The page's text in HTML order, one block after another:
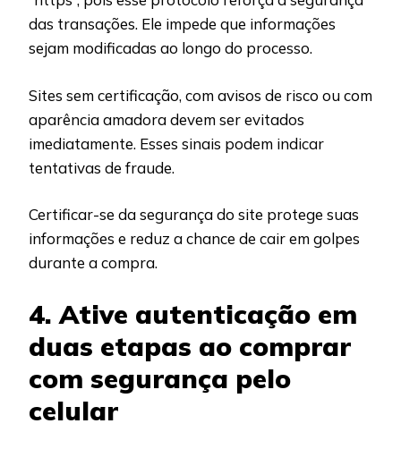
das transações. Ele impede que informações
sejam modificadas ao longo do processo.
Sites sem certificação, com avisos de risco ou com
aparência amadora devem ser evitados
imediatamente. Esses sinais podem indicar
tentativas de fraude.
Certificar-se da segurança do site protege suas
informações e reduz a chance de cair em golpes
durante a compra.
4. Ative autenticação em
duas etapas ao comprar
com segurança pelo
celular